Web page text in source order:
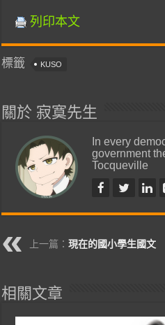
列印本文
標籤 KUSO
關於 寂寞先生
In every
government
Tocqueville
上一篇：現在的國小學生國文
相關文章